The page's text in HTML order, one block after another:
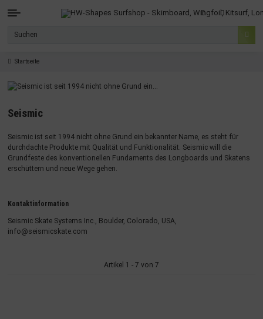
Startseite
Seismic
Seismic ist seit 1994 nicht ohne Grund ein bekannter Name, es steht für
durchdachte Produkte mit Qualität und Funktionalität. Seismic will die
Grundfeste des konventionellen Fundaments des Longboards und Skatens
erschüttern und neue Wege gehen.
Kontaktinformation
Seismic Skate Systems Inc., Boulder, Colorado, USA,
info@seismicskate.com
Artikel 1 - 7 von 7